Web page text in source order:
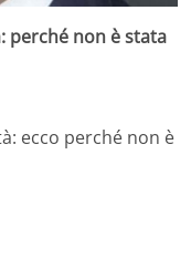
perché non è stata
ecco perché non è